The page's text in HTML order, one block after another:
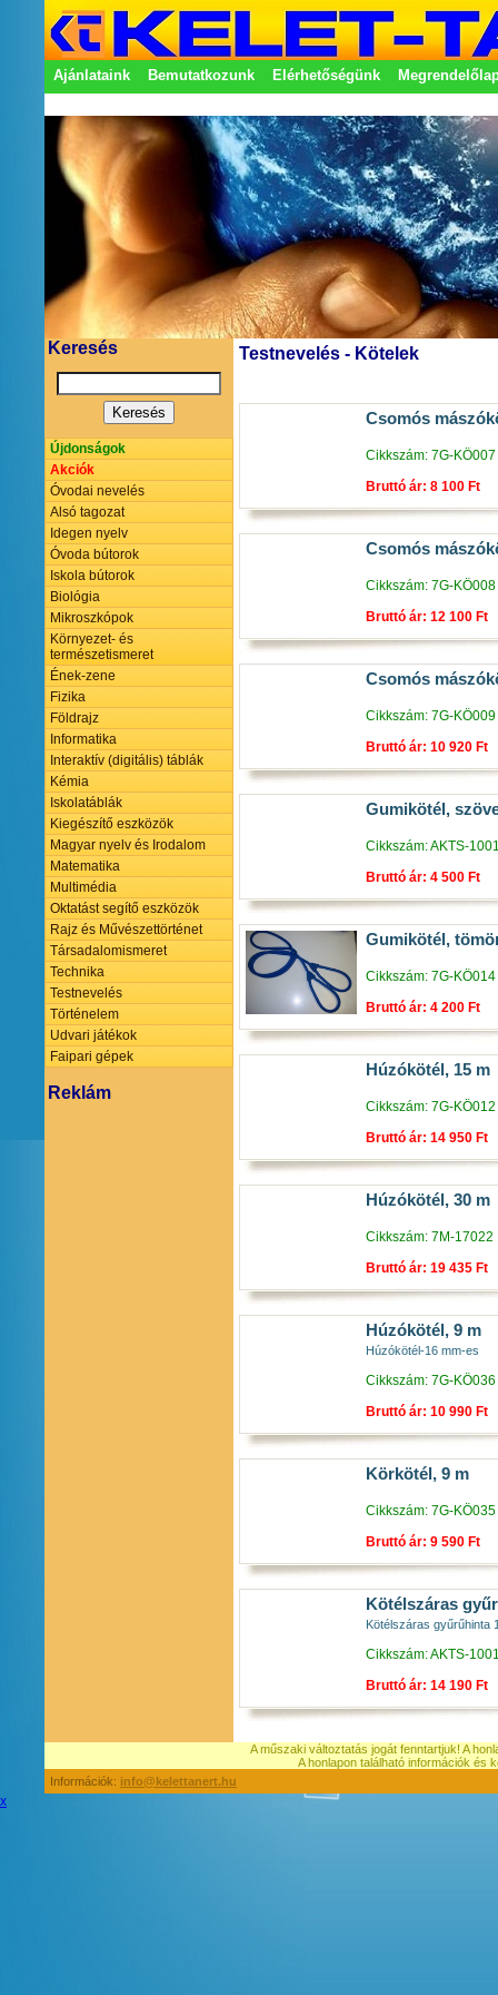
Ajánlataink Bemutatkozunk Elérhetőségünk
Keresés
Újdonságok
Akciók
Óvodai nevelés
Alsó tagozat
Idegen nyelv
Óvoda bútorok
Iskola bútorok
Biológia
Mikroszkópok
Környezet- és
természetismeret
Ének-zene
Fizika
Földrajz
Informatika
Interaktív (digitális) táblák
Kémia
Iskolatáblák
Kiegészítő eszközök
Magyar nyelv és Irodalom
Matematika
Multimédia
Oktatást segítő eszközök
Rajz és Művészettörténet
Társadalomismeret
Technika
Testnevelés
Történelem
Udvari játékok
Faipari gépek
Reklám
Testnevelés - Kötelek
Csomós
Cikkszám: 7G-KÖ007
Bruttó ár: 8 100 Ft
Csomós
Cikkszám: 7G-KÖ008
Bruttó ár: 12 100 Ft
Csomós
Cikkszám: 7G-KÖ009
Bruttó ár: 10 920 Ft
Gumikötél,
Cikkszám: AKTS-
Bruttó ár: 4 500 Ft
Gumikötél,
Cikkszám: 7G-KÖ014
Bruttó ár: 4 200 Ft
Húzókötél, 15 m
Cikkszám: 7G-KÖ012
Bruttó ár: 14 950 Ft
Húzókötél, 30 m
Cikkszám: 7M-17022
Bruttó ár: 19 435 Ft
Húzókötél, 9 m
Húzókötél-16 mm-es
Cikkszám: 7G-KÖ036
Bruttó ár: 10 990 Ft
Körkötél, 9 m
Cikkszám: 7G-KÖ035
Bruttó ár: 9 590 Ft
Kötélszáras
Kötélszáras gyűrűhinta
Cikkszám: AKTS-
Bruttó ár: 14 190 Ft
A műszaki változtatás jogát fenntartjuk! A
A honlapon található információk és
Információk: info@kelettanert.hu
x